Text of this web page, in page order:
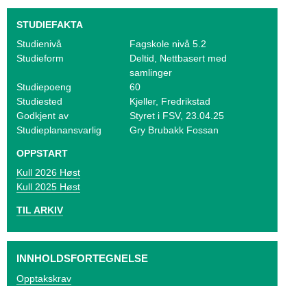
k
a
a
l
o
g
V
i
k
e
STUDIEFAKTA
Studienivå
Fagskole nivå 5.2
Studieform
Deltid, Nettbasert med
samlinger
Studiepoeng
60
Studiested
Kjeller, Fredrikstad
Godkjent av
Styret i FSV, 23.04.25
Studieplanansvarlig
Gry Brubakk Fossan
OPPSTART
2026 Høst
2025 Høst
TIL ARKIV
INNHOLDSFORTEGNELSE
Opptakskrav